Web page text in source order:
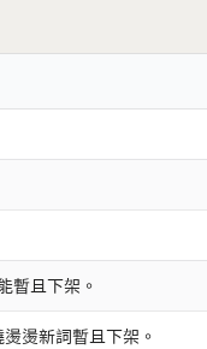
暫且下架。
燙新詞暫且下架。